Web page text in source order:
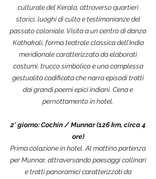
culturale del Kerala, attraverso quartieri
storici, luoghi di culto e testimonianze del
passato coloniale. Visita a un centro di danza
Kathakali, forma teatrale classica dell’India
meridionale caratterizzata da elaborati
costumi, trucco simbolico e una complessa
gestualità codificata che narra episodi tratti
dai grandi poemi epici indiani. Cena e
pernottamento in hotel.
2° giorno: Cochin / Munnar (126 km, circa 4
ore)
Prima colazione in hotel. Al mattino partenza
per Munnar, attraversando paesaggi collinari
e tratti panoramici caratterizzati da